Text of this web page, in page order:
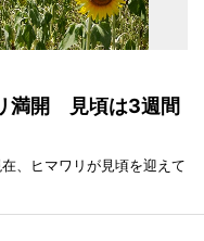
満開 見頃は3週間
、ヒマワリが見頃を迎えて